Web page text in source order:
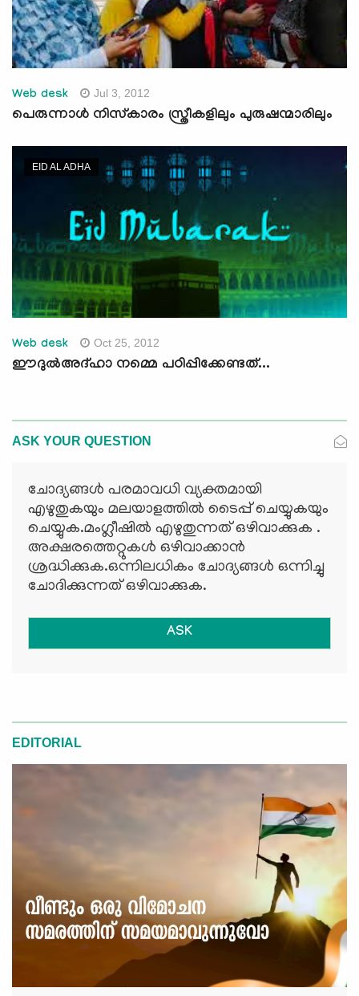
Web desk Jul 3, 2012
പെരുന്നാള്‍ നിസ്‌കാരം സ്ത്രീകളിലും പുരുഷന്മാരിലും
EID AL ADHA
Web desk Oct 25, 2012
ഈദുല്‍അദ്ഹാ നമ്മെ പഠിപ്പിക്കേണ്ടത്...
ASK YOUR QUESTION
ചോദ്യങ്ങള്‍ പരമാവധി വ്യക്തമായി
എഴുതുകയും മലയാളത്തില്‍ ടൈപ്പ് ചെയ്യുകയും
ചെയ്യുക.മംഗ്ലീഷില്‍ എഴുതുന്നത് ഒഴിവാക്കുക .
അക്ഷരത്തെറ്റുകള്‍ ഒഴിവാക്കാന്‍
ശ്രദ്ധിക്കുക.ഒന്നിലധികം ചോദ്യങ്ങള്‍ ഒന്നിച്ചു
ചോദിക്കുന്നത് ഒഴിവാക്കുക.
ASK
EDITORIAL